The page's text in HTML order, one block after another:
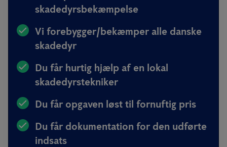
skadedyrsbekæmpelse
Vi forebygger/bekæmper alle danske
skadedyr
Du får hurtig hjælp af en lokal
skadedyrstekniker
Du får opgaven løst til fornuftig pris
Du får dokumentation for den udførte
indsats